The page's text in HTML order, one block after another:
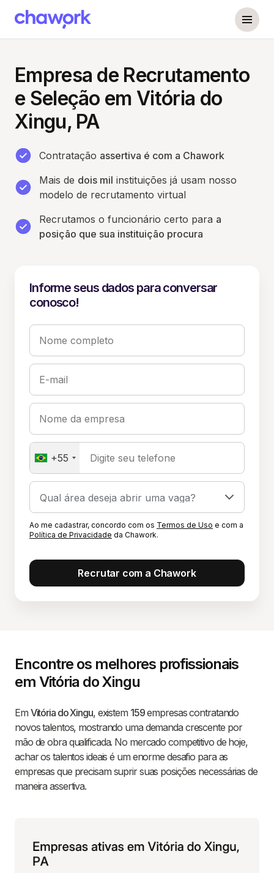
Empresa de Recrutamento
e Seleção em Vitória do
Xingu, PA
Contratação assertiva é com a Chawork
Mais de dois mil instituições já usam nosso
modelo de recrutamento virtual
Recrutamos o funcionário certo para a
posição que sua instituição procura
Informe seus dados para conversar
conosco!
Nome completo
E-mail
Nome da empresa
+55 Digite seu telefone
Ao me cadastrar, concordo com os Termos de Uso e com a
Política de Privacidade da Chawork.
Recrutar com a Chawork
Encontre os melhores profissionais
em Vitória do Xingu
Em Vitória do Xingu, existem 159empresas contratando
novos talentos, mostrando uma demanda crescente por
mão de obra qualificada. No mercado competitivo de hoje,
achar os talentos ideais é um enorme desafio para as
empresas que precisam suprir suas posições necessárias de
maneira assertiva.